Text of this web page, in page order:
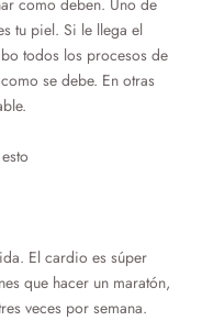
como deben. Uno de
tu piel. Si le llega el
todos los procesos de
se debe. En otras
El cardio es súper
que hacer un maratón,
veces por semana.